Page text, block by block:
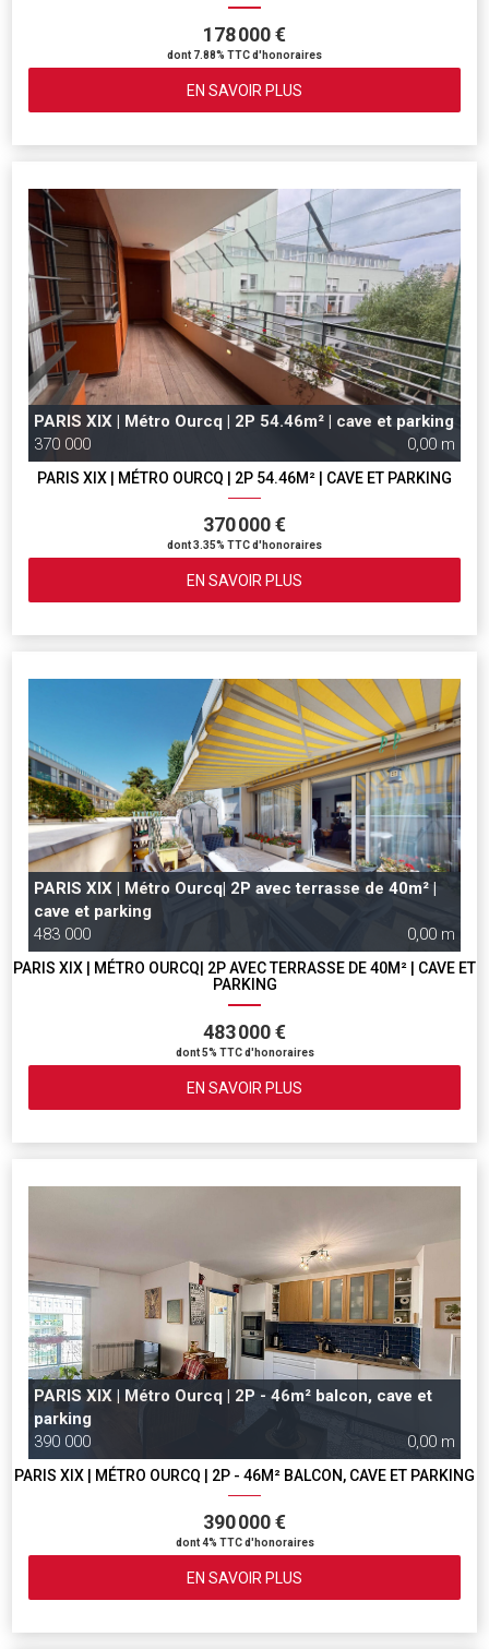
178 000 €
dont 7.88% TTC d'honoraires
EN SAVOIR PLUS
PARIS XIX | Métro Ourcq | 2P 54.46m² | cave et parking
370 000
0,00 m
PARIS XIX | MÉTRO OURCQ | 2P 54.46M² | CAVE ET PARKING
370 000 €
dont 3.35% TTC d'honoraires
EN SAVOIR PLUS
PARIS XIX | Métro Ourcq| 2P avec terrasse de 40m² |
cave et parking
483 000
0,00 m
PARIS XIX | MÉTRO OURCQ| 2P AVEC TERRASSE DE 40M² | CAVE ET
PARKING
483 000 €
dont 5% TTC d'honoraires
EN SAVOIR PLUS
PARIS XIX | Métro Ourcq | 2P - 46m² balcon, cave et
parking
390 000
0,00 m
PARIS XIX | MÉTRO OURCQ | 2P - 46M² BALCON, CAVE ET PARKING
390 000 €
dont 4% TTC d'honoraires
EN SAVOIR PLUS